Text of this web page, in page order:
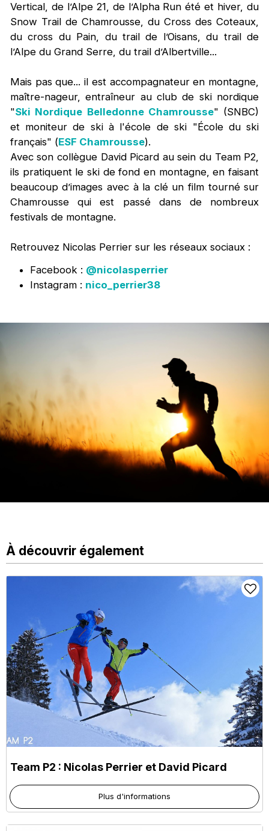
Vertical, de l’Alpe 21, de l’Alpha Run été et hiver, du
Snow Trail de Chamrousse, du Cross des Coteaux,
du cross du Pain, du trail de l’Oisans, du trail de
l’Alpe du Grand Serre, du trail d’Albertville...
Mais pas que... il est accompagnateur en montagne,
maître-nageur, entraîneur au club de ski nordique
"Ski Nordique Belledonne Chamrousse" (SNBC)
et moniteur de ski à l'école de ski "École du ski
français" (ESF Chamrousse).
Avec son collègue David Picard au sein du Team P2,
ils pratiquent le ski de fond en montagne, en faisant
beaucoup d’images avec à la clé un film tourné sur
Chamrousse qui est passé dans de nombreux
festivals de montagne.
Retrouvez Nicolas Perrier sur les réseaux sociaux :
Facebook : @nicolasperrier
Instagram : nico_perrier38
À découvrir également
Team P2 : Nicolas Perrier et David Picard
Plus d'informations